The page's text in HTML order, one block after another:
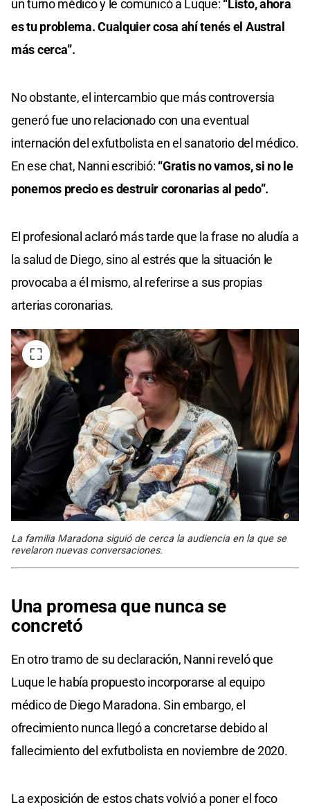
un turno médico y le comunicó a Luque: “Listo, ahora
es tu problema. Cualquier cosa ahí tenés el Austral
más cerca”.
No obstante, el intercambio que más controversia
generó fue uno relacionado con una eventual
internación del exfutbolista en el sanatorio del médico.
En ese chat, Nanni escribió: “Gratis no vamos, si no le
ponemos precio es destruir coronarias al pedo”.
El profesional aclaró más tarde que la frase no aludía a
la salud de Diego, sino al estrés que la situación le
provocaba a él mismo, al referirse a sus propias
arterias coronarias.
La familia Maradona siguió de cerca la audiencia en la que se
revelaron nuevas conversaciones.
Una promesa que nunca se
concretó
En otro tramo de su declaración, Nanni reveló que
Luque le había propuesto incorporarse al equipo
médico de Diego Maradona. Sin embargo, el
ofrecimiento nunca llegó a concretarse debido al
fallecimiento del exfutbolista en noviembre de 2020.
La exposición de estos chats volvió a poner el foco